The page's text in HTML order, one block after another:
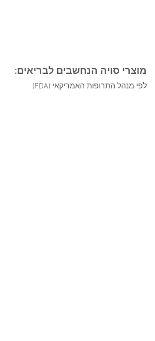
מוצרי סויה הנחשבים לבריאים:
לפי מנהל התרופות האמריקאי (FDA)